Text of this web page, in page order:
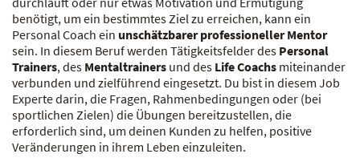
benötigt, um ein bestimmtes Ziel zu erreichen, kann ein
Personal Coach ein unschätzbarer professioneller Mentor
sein. In diesem Beruf werden Tätigkeitsfelder des Personal
Trainers, des Mentaltrainers und des Life Coachs miteinander
verbunden und zielführend eingesetzt. Du bist in diesem Job
Experte darin, die Fragen, Rahmenbedingungen oder (bei
sportlichen Zielen) die Übungen bereitzustellen, die
erforderlich sind, um deinen Kunden zu helfen, positive
Veränderungen in ihrem Leben einzuleiten.